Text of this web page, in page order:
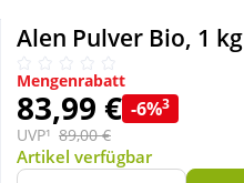
Natur & Homöopathie
Sanitätshaus
Alen Pulver Bio, 1 kg
Mengenrabatt
83,99 € -6%3
UVP¹ 89,00 €
Artikel verfügbar